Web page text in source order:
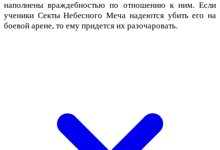
наполнены враждебностью по отношению к ним. Если
ученики Секты Небесного Меча надеются убить его на
боевой арене, то ему придется их разочаровать.